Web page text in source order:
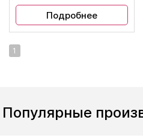
Подробнее
1
Популярные